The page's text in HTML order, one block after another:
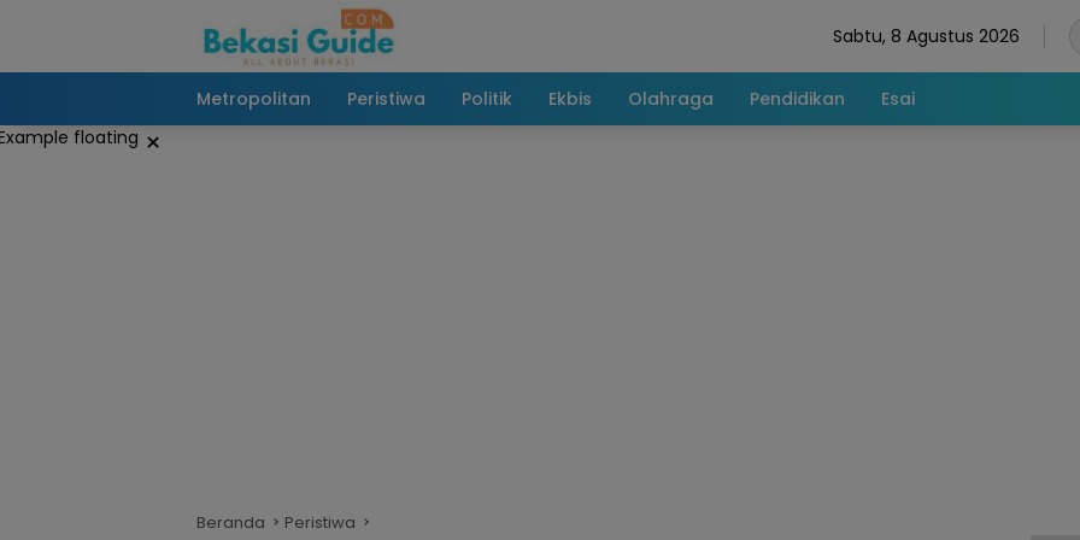
Sabtu, 8 Agustus 2026
Metropolitan Peristiwa Politik Ekbis Olahraga Pendidikan Esai
×
Beranda Peristiwa